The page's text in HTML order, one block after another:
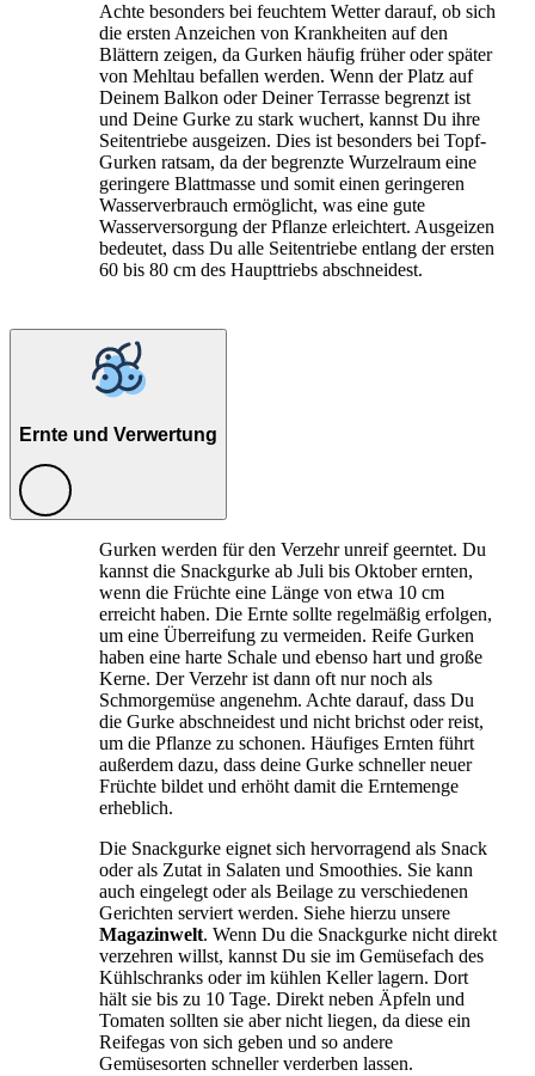
Achte besonders bei feuchtem Wetter darauf, ob sich
die ersten Anzeichen von Krankheiten auf den
Blättern zeigen, da Gurken häufig früher oder später
von Mehltau befallen werden. Wenn der Platz auf
Deinem Balkon oder Deiner Terrasse begrenzt ist
und Deine Gurke zu stark wuchert, kannst Du ihre
Seitentriebe ausgeizen. Dies ist besonders bei Topf-
Gurken ratsam, da der begrenzte Wurzelraum eine
geringere Blattmasse und somit einen geringeren
Wasserverbrauch ermöglicht, was eine gute
Wasserversorgung der Pflanze erleichtert. Ausgeizen
bedeutet, dass Du alle Seitentriebe entlang der ersten
60 bis 80 cm des Haupttriebs abschneidest.
Ernte und Verwertung
Gurken werden für den Verzehr unreif geerntet. Du
kannst die Snackgurke ab Juli bis Oktober ernten,
wenn die Früchte eine Länge von etwa 10 cm
erreicht haben. Die Ernte sollte regelmäßig erfolgen,
um eine Überreifung zu vermeiden. Reife Gurken
haben eine harte Schale und ebenso hart und große
Kerne. Der Verzehr ist dann oft nur noch als
Schmorgemüse angenehm. Achte darauf, dass Du
die Gurke abschneidest und nicht brichst oder reist,
um die Pflanze zu schonen. Häufiges Ernten führt
außerdem dazu, dass deine Gurke schneller neuer
Früchte bildet und erhöht damit die Erntemenge
erheblich.
Die Snackgurke eignet sich hervorragend als Snack
oder als Zutat in Salaten und Smoothies. Sie kann
auch eingelegt oder als Beilage zu verschiedenen
Gerichten serviert werden. Siehe hierzu unsere
Magazinwelt. Wenn Du die Snackgurke nicht direkt
verzehren willst, kannst Du sie im Gemüsefach des
Kühlschranks oder im kühlen Keller lagern. Dort
hält sie bis zu 10 Tage. Direkt neben Äpfeln und
Tomaten sollten sie aber nicht liegen, da diese ein
Reifegas von sich geben und so andere
Gemüsesorten schneller verderben lassen.